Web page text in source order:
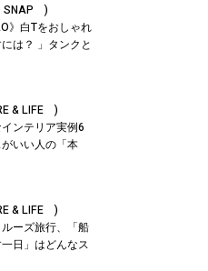
SNAP )
》白Tをおしゃれ
は？ 」タンクと
& LIFE )
ンテリア実例6
いい人の「本
& LIFE )
ーズ旅行、「船
日」はどんなス